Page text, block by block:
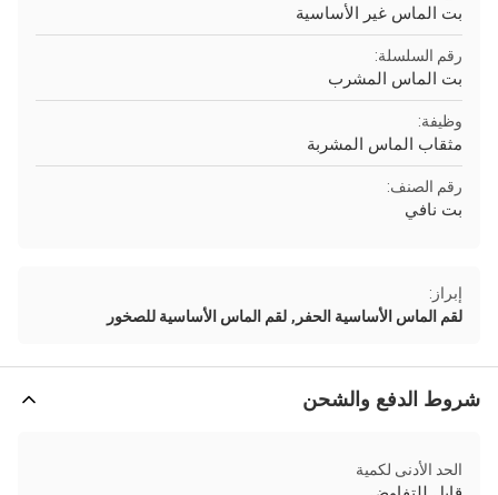
بت الماس غير الأساسية
رقم السلسلة:
بت الماس المشرب
وظيفة:
مثقاب الماس المشربة
رقم الصنف:
بت نافي
إبراز:
لقم الماس الأساسية الحفر , لقم الماس الأساسية للصخور
شروط الدفع والشحن
الحد الأدنى لكمية